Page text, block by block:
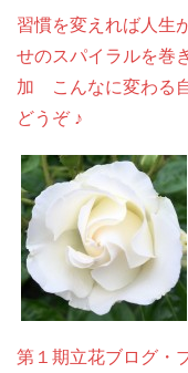
習慣を変えれば人生
せのスパイラルを巻
加 こんなに変わる
どうぞ ♪
第１期立花ブログ・